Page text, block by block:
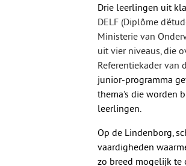
Drie leerlingen uit
DELF (Diplôme
Ministerie van
uit vier niveaus, die
Referentiekadervan
junior-programma
thema's die worden
leerlingen.
Op de Lindenborg,
vaardigheden
zo breed mogelijk te